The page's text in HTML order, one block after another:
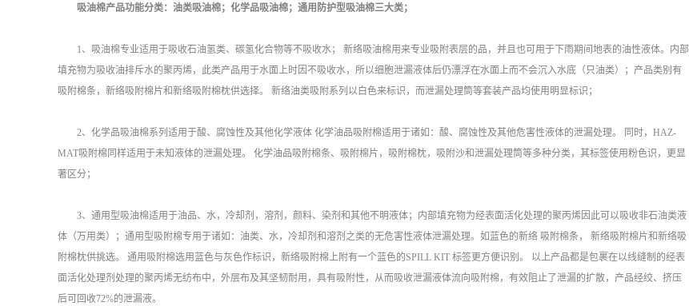
吸油棉产品功能分类：油类吸油棉；化学品吸油棉；通用防护型吸油棉三大类；
1、吸油棉专业适用于吸收石油氢类、碳氢化合物等不吸收水； 新络吸油棉用来专业吸附表层的品，并且也可用于下雨期间地表的油性液体。内部
填充物为吸收油排斥水的聚丙烯，此类产品用于水面上时因不吸收水，所以细胞泄漏液体后仍漂浮在水面上而不会沉入水底（只油类）；产品类别有
吸附棉条，新络吸附棉片和新络吸附棉枕供选择。 新络油类吸附系列以白色来标识，而泄漏处理筒等套装产品均使用明显标识；
2、化学品吸油棉系列适用于酸、腐蚀性及其他化学液体 化学油品吸附棉适用于诸如：酸、腐蚀性及其他危害性液体的泄漏处理。 同时，HAZ-
MAT吸附棉同样适用于未知液体的泄漏处理。 化学油品吸附棉条、吸附棉片，吸附棉枕，吸附沙和泄漏处理筒等多种分类，其标签使用粉色识，更显
著区分；
3、通用型吸油棉适用于油品、水，冷却剂，溶剂，颜料、染剂和其他不明液体；内部填充物为经表面活化处理的聚丙烯因此可以吸收非石油类液
体（万用类）；通用型吸附棉专用于诸如：油类、水，冷却剂和溶剂之类的无危害性液体泄漏处理。如蓝色的新络 吸附棉条， 新络吸附棉片和新络吸
附棉枕供挑选。 通用吸附棉选用蓝色与灰色作标识，新络吸附棉上附有一个蓝色的SPILL KIT 标签更方便识别。 以上产品都是包裹在以线缝制的经表
面活化处理剂处理的聚丙烯无纺布中，外层布及其坚韧耐用，具有吸附性，从而吸收泄漏液体流向吸附棉，有效阻止了泄漏的扩散，产品经绞、挤压
后可回收72%的泄漏液。